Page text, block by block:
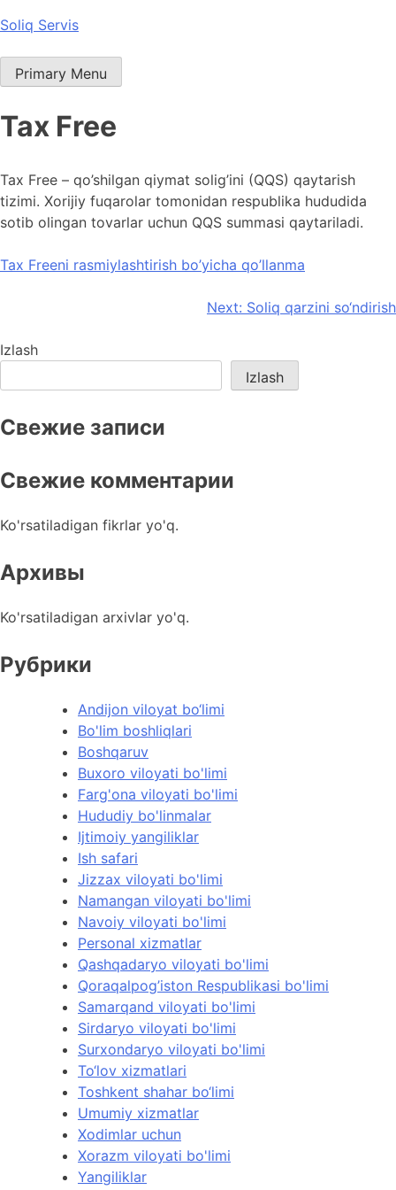
Skip
content
Soliq Servis
Primary Menu
Tax Free
Tax Free – qo’shilgan qiymat solig’ini (QQS) qaytarish
tizimi. Xorijiy fuqarolar tomonidan respublika hududida
sotib olingan tovarlar uchun QQS summasi qaytariladi.
Tax Freeni rasmiylashtirish bo’yicha qo’llanma
menyusi
Next: Soliq qarzini so‘ndirish
Izlash
Izlash
Свежие записи
Свежие комментарии
Ko'rsatiladigan fikrlar yo'q.
Архивы
Ko'rsatiladigan arxivlar yo'q.
Рубрики
Andijon viloyat bo‘limi
Bo'lim boshliqlari
Boshqaruv
Buxoro viloyati bo'limi
Farg'ona viloyati bo'limi
Hududiy bo'linmalar
Ijtimoiy yangiliklar
Ish safari
Jizzax viloyati bo'limi
Namangan viloyati bo'limi
Navoiy viloyati bo'limi
Personal xizmatlar
Qashqadaryo viloyati bo'limi
Qoraqalpog’iston Respublikasi bo'limi
Samarqand viloyati bo'limi
Sirdaryo viloyati bo'limi
Surxondaryo viloyati bo'limi
To‘lov xizmatlari
Toshkent shahar bo‘limi
Umumiy xizmatlar
Xodimlar uchun
Xorazm viloyati bo'limi
Yangiliklar